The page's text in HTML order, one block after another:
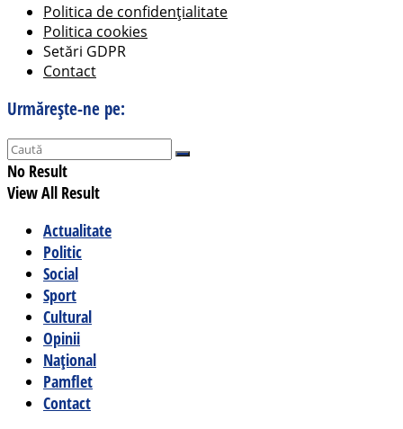
Politica de confidențialitate
Politica cookies
Setări GDPR
Contact
Urmărește-ne pe:
No Result
View All Result
Actualitate
Politic
Social
Sport
Cultural
Opinii
Național
Pamflet
Contact